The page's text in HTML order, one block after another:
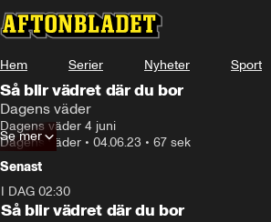
Hem Serier Nyheter Sport
Så blir vädret där du bor
Dagens väder
Dagens väder 4 juni
Dagens väder • 04.06.23 • 67 sek
Se mer
Senast
I DAG 02:30
Så blir vädret där du bor